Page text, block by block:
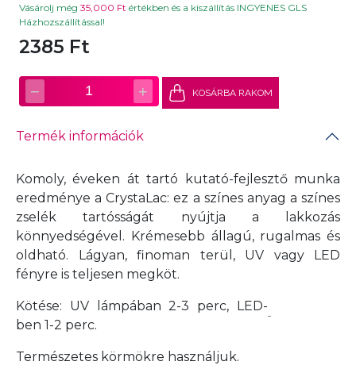
Vásárolj még 35,000 Ft értékben és a kiszállítás INGYENES GLS
Házhozszállítással!
2385 Ft
− 1 + KOSÁRBA RAKOM
Termék információk
Komoly, éveken át tartó kutató-fejlesztő munka
eredménye a CrystaLac: ez a színes anyag a színes
zselék tartósságát nyújtja a lakkozás
könnyedségével. Krémesebb állagú, rugalmas és
oldható. Lágyan, finoman terül, UV vagy LED
fényre is teljesen megköt.
Kötése: UV lámpában 2-3 perc, LED-
ben 1-2 perc.
Természetes körmökre használjuk.